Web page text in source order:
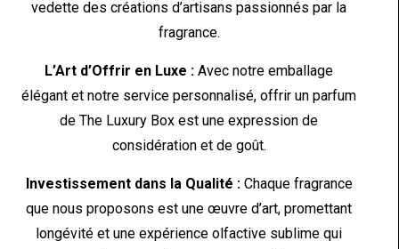
vedette des créations d’artisans passionnés par la
fragrance.
L’Art d’Offrir en Luxe : Avec notre emballage
élégant et notre service personnalisé, offrir un parfum
de The Luxury Box est une expression de
considération et de goût.
Investissement dans la Qualité :Chaque fragrance
que nous proposons est une œuvre d’art, promettant
longévité et une expérience olfactive sublime qui